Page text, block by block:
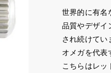
世界的に有名
品質やデザイ
され続けてい
オメガを代
こちらはレ